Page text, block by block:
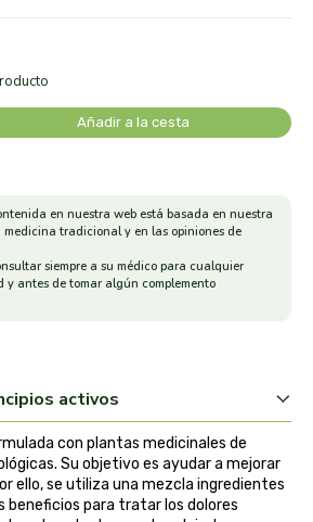
Añadir a la cesta
en nuestra web está basada en nuestra
medicina tradicional y en las opiniones de
siempre a su médico para cualquier
y antes de tomar algún complemento
activos
con plantas medicinales de
Su objetivo es ayudar a mejorar
ello, se utiliza una mezcla ingredientes
beneficios para tratar los dolores